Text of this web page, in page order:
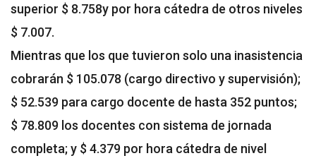
superior $ 8.758y por hora cátedra de otros niveles
$ 7.007.
Mientras que los que tuvieron solo una inasistencia
cobrarán $ 105.078 (cargo directivo y supervisión);
$ 52.539 para cargo docente de hasta 352 puntos;
$ 78.809 los docentes con sistema de jornada
completa; y $ 4.379 por hora cátedra de nivel